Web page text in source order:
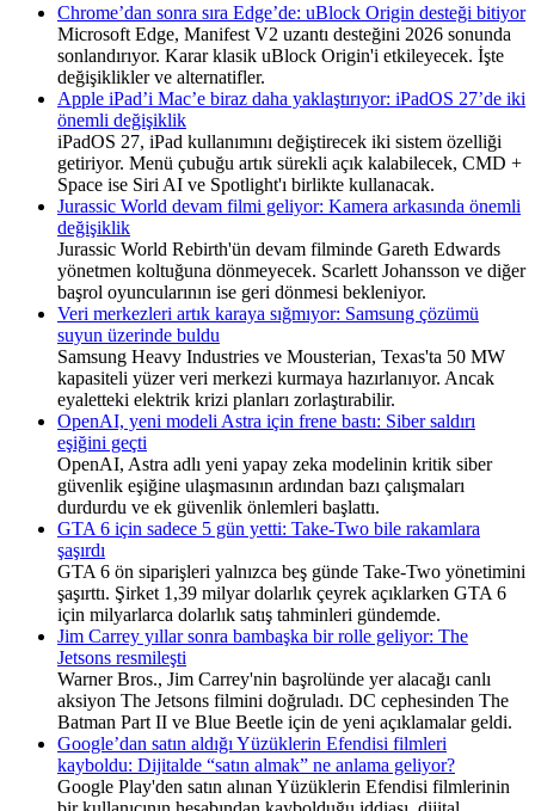
Chrome’dan sonra sıra Edge’de: uBlock Origin desteği bitiyor
Microsoft Edge, Manifest V2 uzantı desteğini 2026 sonunda
sonlandırıyor. Karar klasik uBlock Origin'i etkileyecek. İşte
değişiklikler ve alternatifler.
Apple iPad’i Mac’e biraz daha yaklaştırıyor: iPadOS 27’de iki
önemli değişiklik
iPadOS 27, iPad kullanımını değiştirecek iki sistem özelliği
getiriyor. Menü çubuğu artık sürekli açık kalabilecek, CMD +
Space ise Siri AI ve Spotlight'ı birlikte kullanacak.
Jurassic World devam filmi geliyor: Kamera arkasında önemli
değişiklik
Jurassic World Rebirth'ün devam filminde Gareth Edwards
yönetmen koltuğuna dönmeyecek. Scarlett Johansson ve diğer
başrol oyuncularının ise geri dönmesi bekleniyor.
Veri merkezleri artık karaya sığmıyor: Samsung çözümü
suyun üzerinde buldu
Samsung Heavy Industries ve Mousterian, Texas'ta 50 MW
kapasiteli yüzer veri merkezi kurmaya hazırlanıyor. Ancak
eyaletteki elektrik krizi planları zorlaştırabilir.
OpenAI, yeni modeli Astra için frene bastı: Siber saldırı
eşiğini geçti
OpenAI, Astra adlı yeni yapay zeka modelinin kritik siber
güvenlik eşiğine ulaşmasının ardından bazı çalışmaları
durdurdu ve ek güvenlik önlemleri başlattı.
GTA 6 için sadece 5 gün yetti: Take-Two bile rakamlara
şaşırdı
GTA 6 ön siparişleri yalnızca beş günde Take-Two yönetimini
şaşırttı. Şirket 1,39 milyar dolarlık çeyrek açıklarken GTA 6
için milyarlarca dolarlık satış tahminleri gündemde.
Jim Carrey yıllar sonra bambaşka bir rolle geliyor: The
Jetsons resmileşti
Warner Bros., Jim Carrey'nin başrolünde yer alacağı canlı
aksiyon The Jetsons filmini doğruladı. DC cephesinden The
Batman Part II ve Blue Beetle için de yeni açıklamalar geldi.
Google’dan satın aldığı Yüzüklerin Efendisi filmleri
kayboldu: Dijitalde “satın almak” ne anlama geliyor?
Google Play'den satın alınan Yüzüklerin Efendisi filmlerinin